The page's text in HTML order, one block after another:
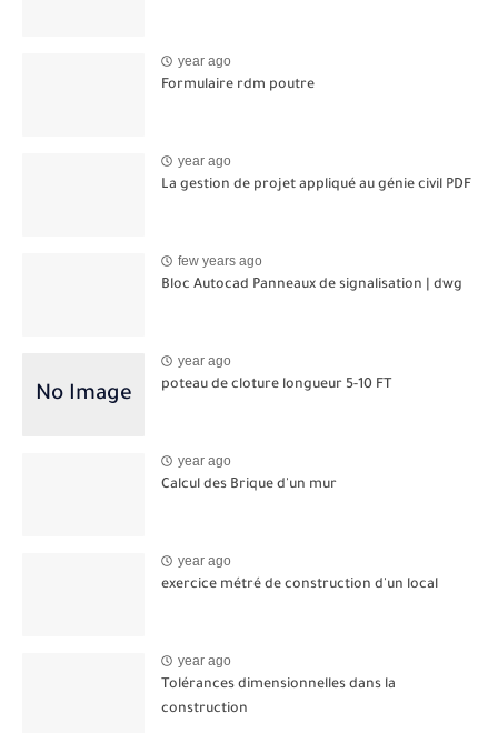
year ago
Formulaire rdm poutre
year ago
La gestion de projet appliqué au génie civil PDF
few years ago
Bloc Autocad Panneaux de signalisation | dwg
year ago
poteau de cloture longueur 5-10 FT
year ago
Calcul des Brique d'un mur
year ago
exercice métré de construction d'un local
year ago
Tolérances dimensionnelles dans la
construction